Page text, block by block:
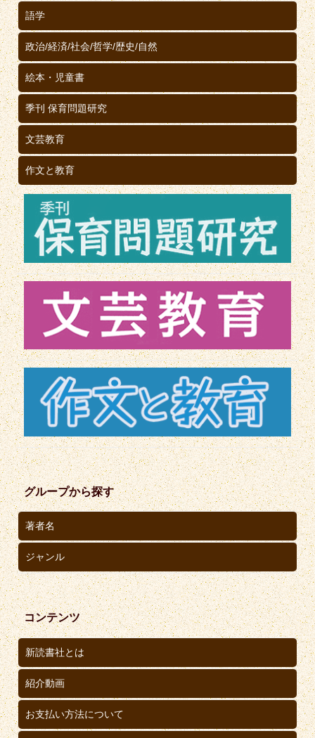
語学
政治/経済/社会/哲学/歴史/自然
絵本・児童書
季刊 保育問題研究
文芸教育
作文と教育
グループから探す
著者名
ジャンル
コンテンツ
新読書社とは
紹介動画
お支払い方法について